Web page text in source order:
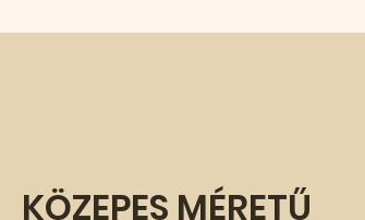
KÖZEPES MÉRETŰ